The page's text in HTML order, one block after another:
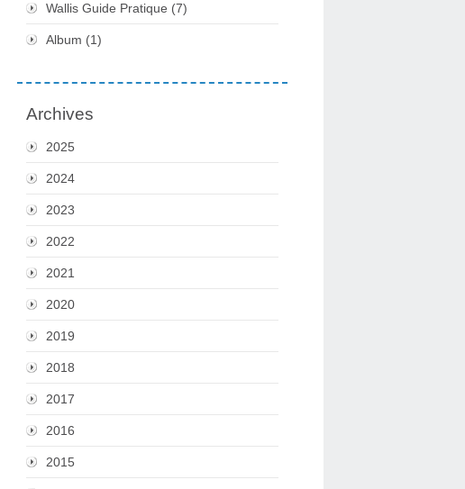
Wallis Guide Pratique (7)
Album (1)
Archives
2025
2024
2023
2022
2021
2020
2019
2018
2017
2016
2015